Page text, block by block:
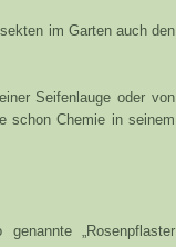
im Garten auch den
Seifenlauge oder von
schon Chemie in seinem
„Rosenpflaster